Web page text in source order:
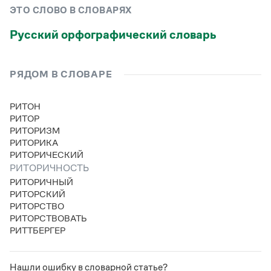
Словари русского языка как государственного
для школьников
Письмовник
Справочник по пунктуации
Словарь-справочник трудностей
Справочник по фразеологии
Азбучные истины
Словарь-справочник непростые слова
Все справочники портала
Новости и события
Словарь русских имён
Словарь методических терминов
(1956)
ЭТО СЛОВО В СЛОВАРЯХ
Русский орфографический словарь
РЯДОМ В СЛОВАРЕ
РИТОН
РИТОР
РИТОРИЗМ
РИТОРИКА
РИТОРИЧЕСКИЙ
РИТОРИЧНОСТЬ
РИТОРИЧНЫЙ
РИТОРСКИЙ
РИТОРСТВО
РИТОРСТВОВАТЬ
РИТТБЕРГЕР
Нашли ошибку в словарной статье?